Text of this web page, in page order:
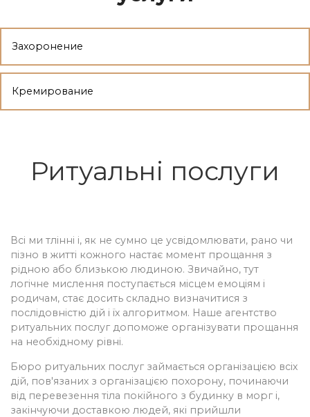
Захоронение
Кремирование
Ритуальні послуги
Всі ми тлінні і, як не сумно це усвідомлювати, рано чи
пізно в житті кожного настає момент прощання з
рідною або близькою людиною. Звичайно, тут
логічне мислення поступається місцем емоціям і
родичам, стає досить складно визначитися з
послідовністю дій і їх алгоритмом. Наше агентство
ритуальних послуг допоможе організувати прощання
на необхідному рівні.
Бюро ритуальних послуг займається організацією всіх
дій, пов'язаних з організацією похорону, починаючи
від перевезення тіла покійного з будинку в морг і,
закінчуючи доставкою людей, які прийшли